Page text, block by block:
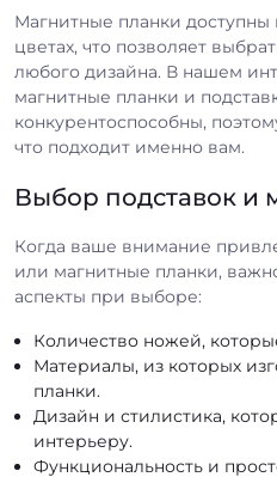
Магнитные планки доступны
цветах, что позволяет
любого дизайна. В нашем
магнитные планки и
конкурентоспособны,
что подходит именно вам.
Выбор подставок и
Когда ваше внимание
или магнитные планки,
аспекты при выборе:
Количество ножей,
Материалы, из которых
планки.
Дизайн и стилистика,
интерьеру.
Функциональность и